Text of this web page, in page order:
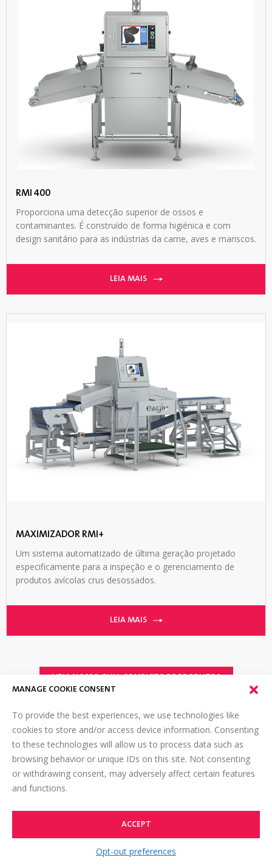
MANAGE COOKIE CONSENT
To provide the best experiences, we use technologies like
cookies to store and/or access device information. Consenting
to these technologies will allow us to process data such as
browsing behavior or unique IDs on this site. Not consenting
or withdrawing consent, may adversely affect certain features
and functions.
ACCEPT
Opt-out preferences
RMI 400
Proporciona uma detecção superior de ossos e
contaminantes. É construído de forma higiénica e com
design sanitário para as indústrias da carne, aves e mariscos.
LEIA MAIS
MAXIMIZADOR RMI+
Um sistema automatizado de última geração projetado
especificamente para a inspeção e o gerenciamento de
produtos avícolas crus desossados.
LEIA MAIS
VEJA NOSSO GUIA COMPLETO DE PRODUTOS
1
2
>
DE UMA MÁQUINA PARA UM
SISTEMA COMPLETO